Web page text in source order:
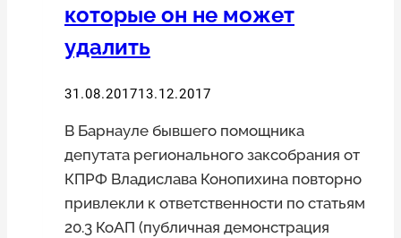
которые он не может
удалить
31.08.201713.12.2017
В Барнауле бывшего помощника
депутата регионального заксобрания от
КПРФ Владислава Конопихина повторно
привлекли к ответственности по статьям
20.3 КоАП (публичная демонстрация